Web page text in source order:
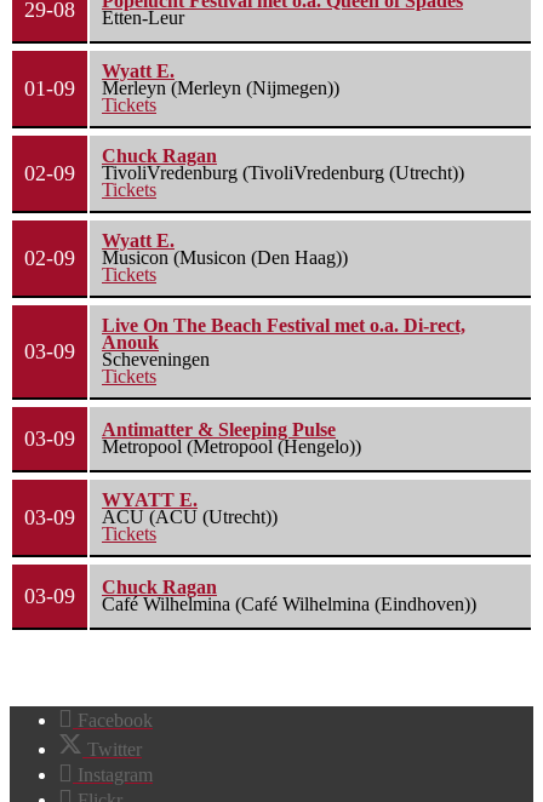
29-08
Etten-Leur
01-09
Wyatt E.
Merleyn (Merleyn (Nijmegen))
Tickets
02-09
Chuck Ragan
TivoliVredenburg (TivoliVredenburg (Utrecht))
Tickets
02-09
Wyatt E.
Musicon (Musicon (Den Haag))
Tickets
03-09
Live On The Beach Festival met o.a. Di-rect,
Anouk
Scheveningen
Tickets
03-09
Antimatter & Sleeping Pulse
Metropool (Metropool (Hengelo))
03-09
WYATT E.
ACU (ACU (Utrecht))
Tickets
03-09
Chuck Ragan
Café Wilhelmina (Café Wilhelmina (Eindhoven))
Facebook
Twitter
Instagram